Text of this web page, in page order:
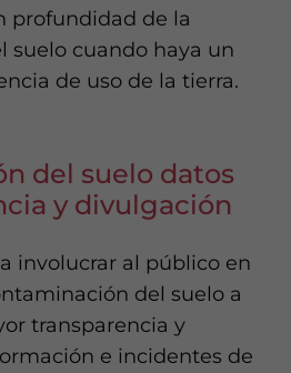
profundidad de la
suelo cuando haya un
de uso de la tierra.
del suelo datos
y divulgación
involucrar al público en
del suelo a
transparencia y
e incidentes de